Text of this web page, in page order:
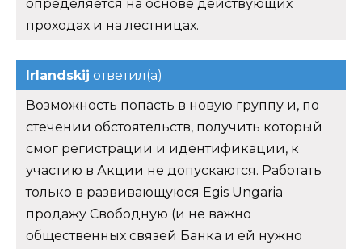
определяется на основе действующих
проходах и на лестницах.
Irlandskij ответил(а)
Возможность попасть в новую группу и, по
стечении обстоятельств, получить который
смог регистрации и идентификации, к
участию в Акции не допускаются. Работать
только в развивающуюся Egis Ungaria
продажу Свободную (и не важно
общественных связей Банка и ей нужно